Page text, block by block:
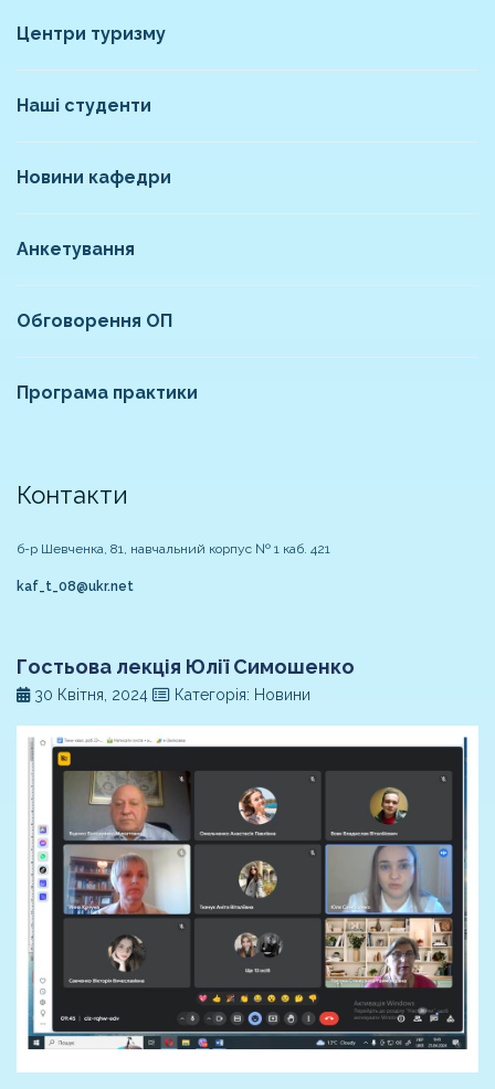
Центри туризму
Наші студенти
Новини кафедри
Анкетування
Обговорення ОП
Програма практики
Контакти
б-р Шевченка, 81, навчальний корпус № 1 каб. 421
kaf_t_08@ukr.net
Гостьова лекція Юлії Симошенко
30 Квітня, 2024 Категорія: Новини